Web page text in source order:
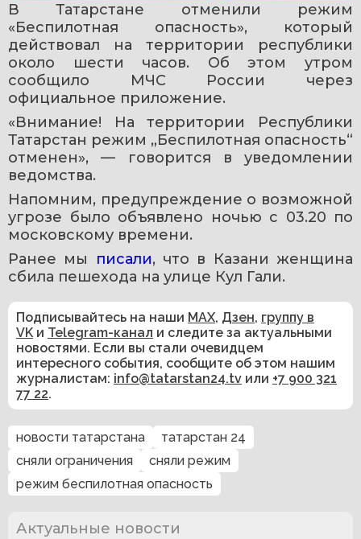
В Татарстане отменили режим
«Беспилотная опасность», который
действовал на территории республики
около шести часов. Об этом утром
сообщило МЧС России через
официальное приложение.
«Внимание! На территории Республики
Татарстан режим „Беспилотная опасность“
отменен», — говорится в уведомлении
ведомства.
Напомним, предупреждение о возможной
угрозе было объявлено ночью с 03.20 по
московскому времени.
Ранее мы
писали, что в Казани женщина
сбила пешехода на улице Кул Гали.
Подписывайтесь на наши MAX, Дзен, группу в
VK и Telegram-канал и следите за актуальными
новостями. Если вы стали очевидцем
интересного события, сообщите об этом нашим
журналистам: info@tatarstan24.tv или +7 900 321
77 22.
новости татарстана
татарстан 24
сняли ограничения
сняли режим
режим беспилотная опасность
Актуальные новости